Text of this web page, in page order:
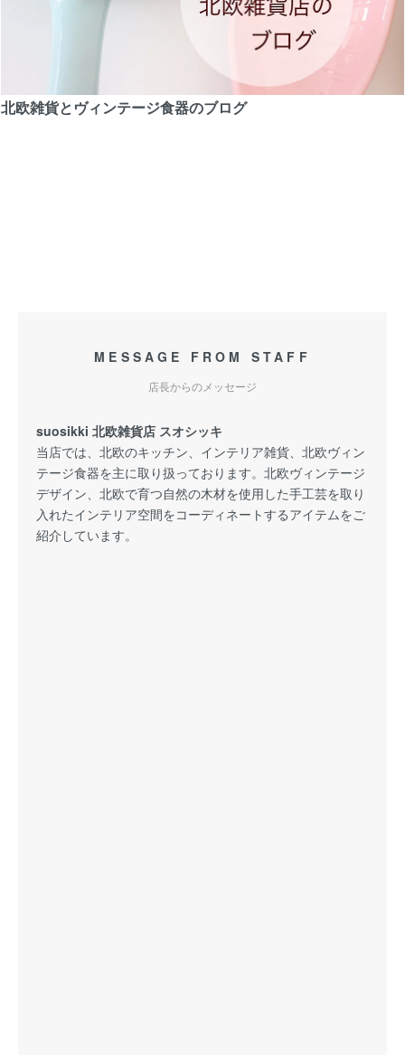
北欧雑貨とヴィンテージ食器のブログ
MESSAGE FROM STAFF
店長からのメッセージ
suosikki 北欧雑貨店 スオシッキ
当店では、北欧のキッチン、インテリア雑貨、北欧ヴィン
テージ食器を主に取り扱っております。北欧ヴィンテージ
デザイン、北欧で育つ自然の木材を使用した手工芸を取り
入れたインテリア空間をコーディネートするアイテムをご
紹介しています。